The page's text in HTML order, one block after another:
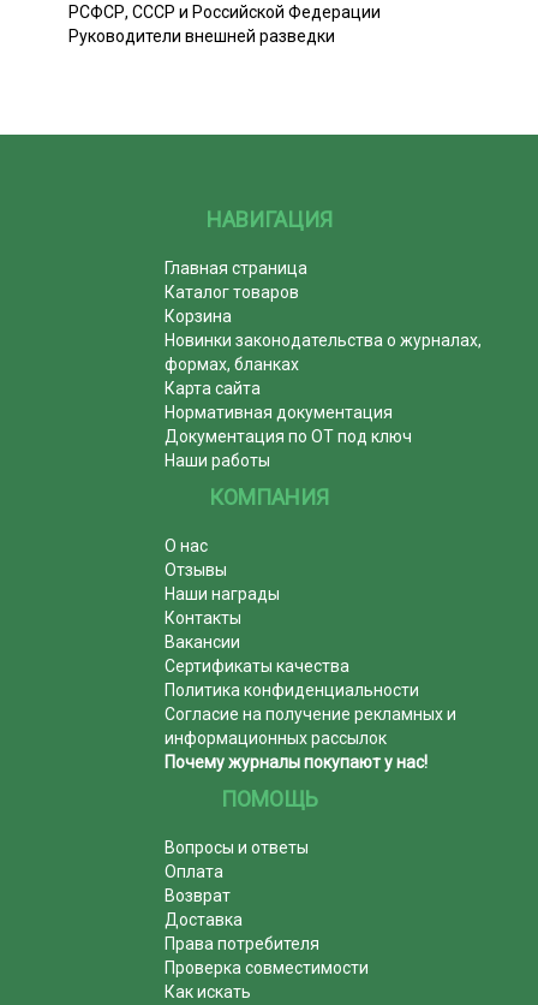
РСФСР, СССР и Российской Федерации
Руководители внешней разведки
НАВИГАЦИЯ
Главная страница
Каталог товаров
Корзина
Новинки законодательства о журналах,
формах, бланках
Карта сайта
Нормативная документация
Документация по ОТ под ключ
Наши работы
КОМПАНИЯ
О нас
Отзывы
Наши награды
Контакты
Вакансии
Сертификаты качества
Политика конфиденциальности
Согласие на получение рекламных и
информационных рассылок
Почему журналы покупают у нас!
ПОМОЩЬ
Вопросы и ответы
Оплата
Возврат
Доставка
Права потребителя
Проверка совместимости
Как искать